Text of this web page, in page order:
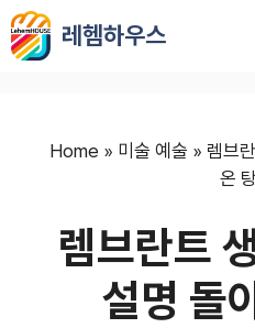
컨
텐
레헴하우스
Home » 미술 예술 » 렘브
온
렘브란트
설명 돌